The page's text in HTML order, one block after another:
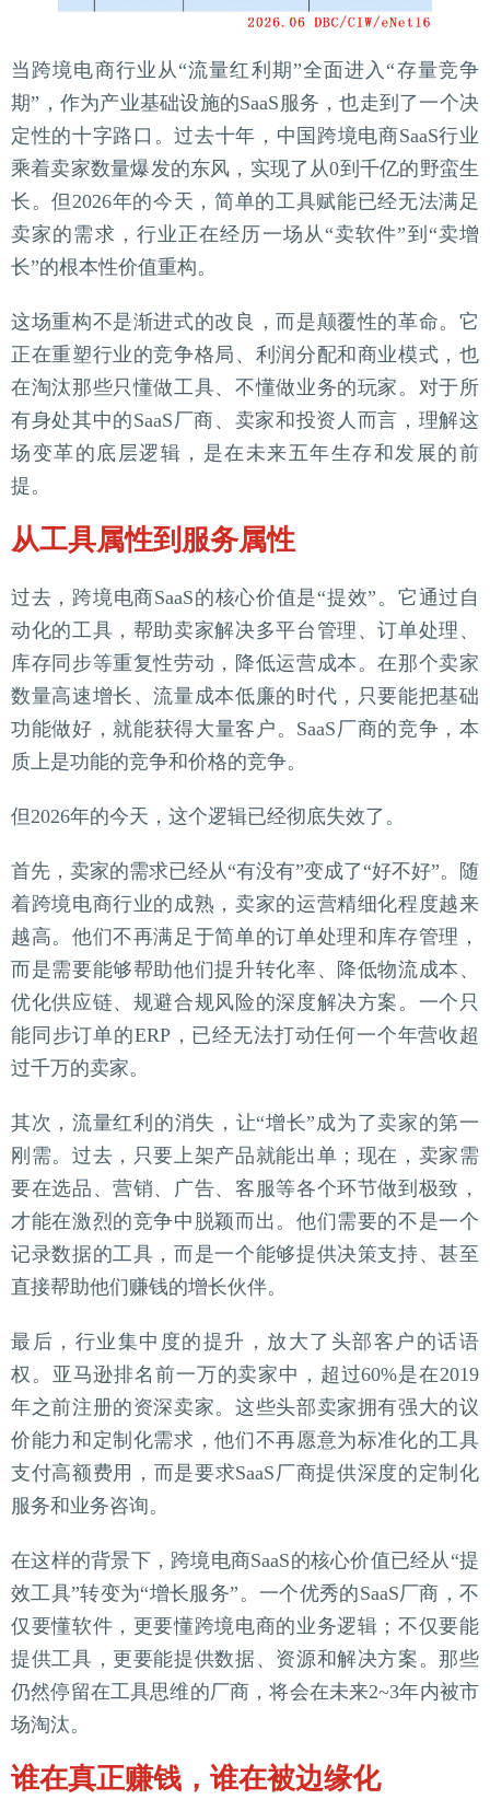
当跨境电商行业从“流量红利期”全面进入“存量竞争
期”，作为产业基础设施的SaaS服务，也走到了一个决
定性的十字路口。过去十年，中国跨境电商SaaS行业
乘着卖家数量爆发的东风，实现了从0到千亿的野蛮生
长。但2026年的今天，简单的工具赋能已经无法满足
卖家的需求，行业正在经历一场从“卖软件”到“卖增
长”的根本性价值重构。
这场重构不是渐进式的改良，而是颠覆性的革命。它
正在重塑行业的竞争格局、利润分配和商业模式，也
在淘汰那些只懂做工具、不懂做业务的玩家。对于所
有身处其中的SaaS厂商、卖家和投资人而言，理解这
场变革的底层逻辑，是在未来五年生存和发展的前
提。
从工具属性到服务属性
过去，跨境电商SaaS的核心价值是“提效”。它通过自
动化的工具，帮助卖家解决多平台管理、订单处理、
库存同步等重复性劳动，降低运营成本。在那个卖家
数量高速增长、流量成本低廉的时代，只要能把基础
功能做好，就能获得大量客户。SaaS厂商的竞争，本
质上是功能的竞争和价格的竞争。
但2026年的今天，这个逻辑已经彻底失效了。
首先，卖家的需求已经从“有没有”变成了“好不好”。随
着跨境电商行业的成熟，卖家的运营精细化程度越来
越高。他们不再满足于简单的订单处理和库存管理，
而是需要能够帮助他们提升转化率、降低物流成本、
优化供应链、规避合规风险的深度解决方案。一个只
能同步订单的ERP，已经无法打动任何一个年营收超
过千万的卖家。
其次，流量红利的消失，让“增长”成为了卖家的第一
刚需。过去，只要上架产品就能出单；现在，卖家需
要在选品、营销、广告、客服等各个环节做到极致，
才能在激烈的竞争中脱颖而出。他们需要的不是一个
记录数据的工具，而是一个能够提供决策支持、甚至
直接帮助他们赚钱的增长伙伴。
最后，行业集中度的提升，放大了头部客户的话语
权。亚马逊排名前一万的卖家中，超过60%是在2019
年之前注册的资深卖家。这些头部卖家拥有强大的议
价能力和定制化需求，他们不再愿意为标准化的工具
支付高额费用，而是要求SaaS厂商提供深度的定制化
服务和业务咨询。
在这样的背景下，跨境电商SaaS的核心价值已经从“提
效工具”转变为“增长服务”。一个优秀的SaaS厂商，不
仅要懂软件，更要懂跨境电商的业务逻辑；不仅要能
提供工具，更要能提供数据、资源和解决方案。那些
仍然停留在工具思维的厂商，将会在未来2~3年内被市
场淘汰。
谁在真正赚钱，谁在被边缘化